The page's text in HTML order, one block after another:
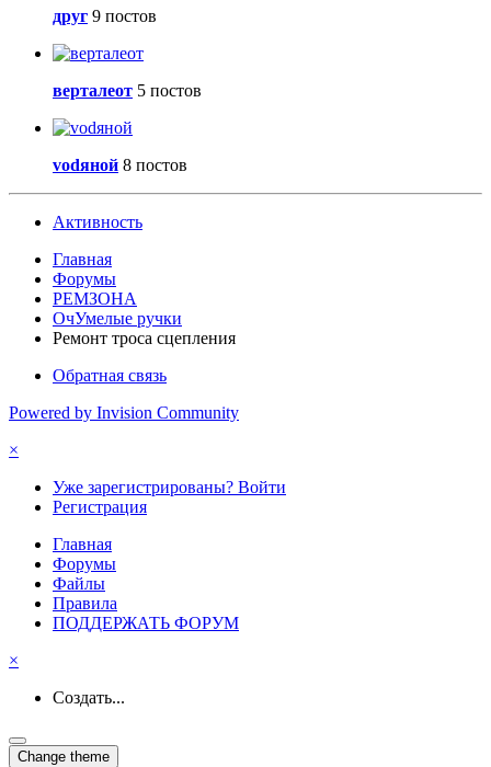
друг 9 постов
верталеот 5 постов
vоdяной 8 постов
Активность
Главная
Форумы
РЕМЗОНА
ОчУмелые ручки
Ремонт троса сцепления
Обратная связь
Powered by Invision Community
×
Уже зарегистрированы? Войти
Регистрация
Главная
Форумы
Файлы
Правила
ПОДДЕРЖАТЬ ФОРУМ
×
Создать...
Change theme